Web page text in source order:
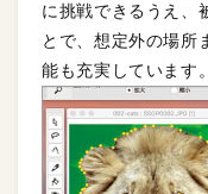
に挑戦できるうえ、
とで、想定外の場所
能も充実しています